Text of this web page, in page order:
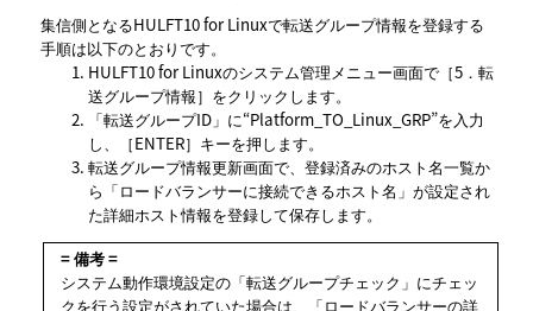
集信側となるHULFT10 for Linuxで転送グループ情報を登録する
手順は以下のとおりです。
HULFT10 for Linuxのシステム管理メニュー画面で
5．転
送グループ情報
をクリックします。
転送グループID
に“Platform_TO_Linux_GRP”を入力
し、
ENTER
キーを押します。
転送グループ情報更新画面で、登録済みのホスト名一覧か
ら
ロードバランサーに接続できるホスト名
が設定され
た詳細ホスト情報を登録して保存します。
= 備考 =
システム動作環境設定の
転送グループチェック
にチェッ
クを行う設定がされていた場合は、
ロードバランサーの詳